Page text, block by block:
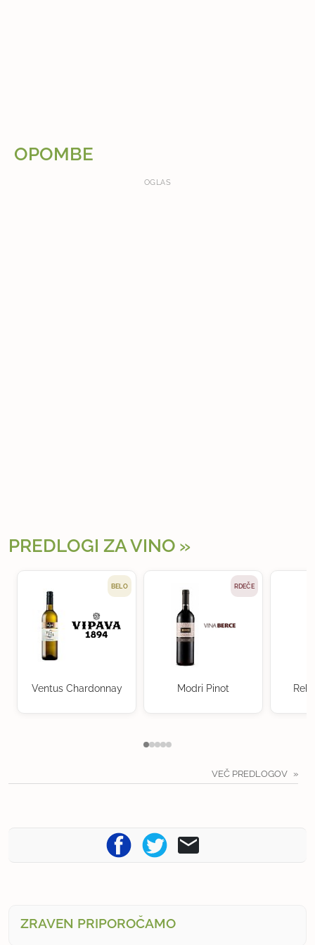
OPOMBE
OGLAS
PREDLOGI ZA VINO
BELO
Ventus Chardonnay
RDEČE
Modri Pinot
VEČ PREDLOGOV
ZRAVEN PRIPOROČAMO